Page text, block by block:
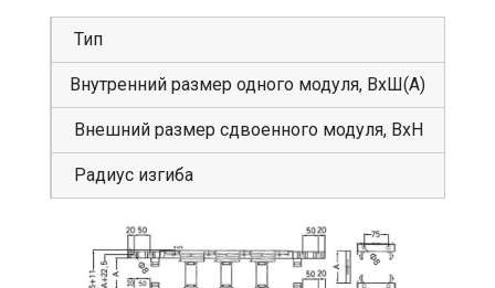
Тип
Внутренний размер одного модуля, ВхШ(А)
Внешний размер сдвоенного модуля, ВхН
Радиус изгиба